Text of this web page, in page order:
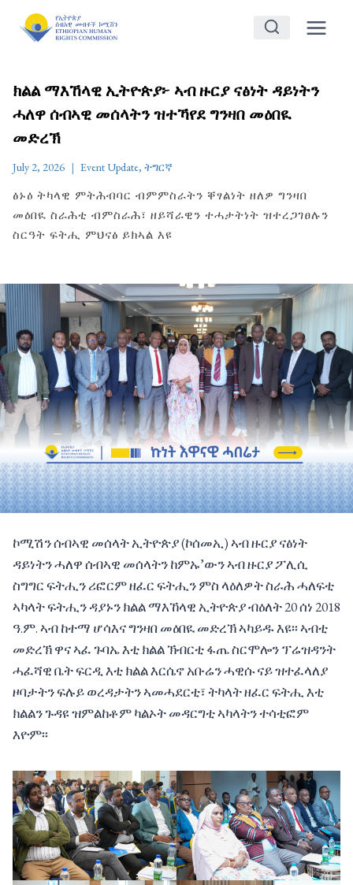
ክልል ማእኸላዊ ኢትዮጵያ፦ ኣብ ዙርያ ናፅነት ዳይነትን
ሓለዋ ሰብኣዊ መሰላትን ዝተኻየደ ግንዛበ መዕበዪ
መድረኽ
July 2, 2026 Event Update, ትግርኛ
ፅኑዕ ትካላዊ ምትሕብባር ብምምስራትን ቐፃልነት ዘለዎ ግንዛበ
መዕበዪ ስራሕቲ ብምስራሕ፣ ዘይሻራዊን ተሓታትነት ዝተረጋገፀሉን
ስርዓት ፍትሒ ምህናፅ ይክኣል እዩ
ኮሚሽን ሰብኣዊ መሰላት ኢትዮጵያ (ኮሰመኢ) ኣብ ዙርያ ናፅነት
ዳይነትን ሓለዋ ሰብኣዊ መሰላትን ከምኡ’ውን ኣብ ዙርያ ፖሊሲ
ስግግር ፍትሒን ሪፎርም ዘፈር ፍትሒን ምስ ላዕለዎት ስራሕ ሓለፍቲ
ኣካላት ፍትሒን ዳያኑን ክልል ማእኸላዊ ኢትዮጵያ ብዕለት 20 ሰነ 2018
ዓ.ም. ኣብ ከተማ ሆሳእና ግንዛበ መዕበዪ መድረኽ ኣካይዱ እዩ፡፡ ኣብቲ
መድረኽ ዋና ኣፈ ጉባኤ እቲ ክልል ኽብርቲ ፋጤ ስርሞሎን ፕሬዝዳንት
ሓፈሻዊ ቤት ፍርዲ እቲ ክልል እርሴኖ አቡሬን ሓዊሱ ናይ ዝተፈላለያ
ዞባታትን ፍሉይ ወረዳታትን ኣመሓደርቲ፣ ትካላት ዘፈር ፍትሒ እቲ
ክልልን ጉዳዩ ዝምልከቶም ካልኦት መዳርግቲ ኣካላትን ተሳቲፎም
እዮም፡፡